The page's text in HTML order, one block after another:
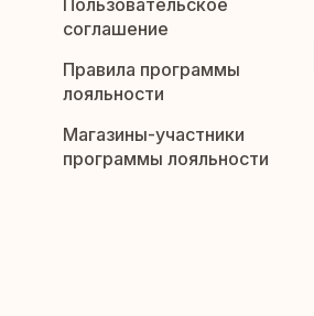
Пользовательское
соглашение
Правила программы
лояльности
Магазины-участники
программы лояльности